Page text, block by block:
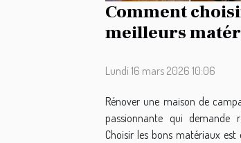
Comment
meilleurs
maison de
Lundi 16 mars 2026 10:06
Rénover une maison de
passionnante qui demande
Choisir les bons matériaux est